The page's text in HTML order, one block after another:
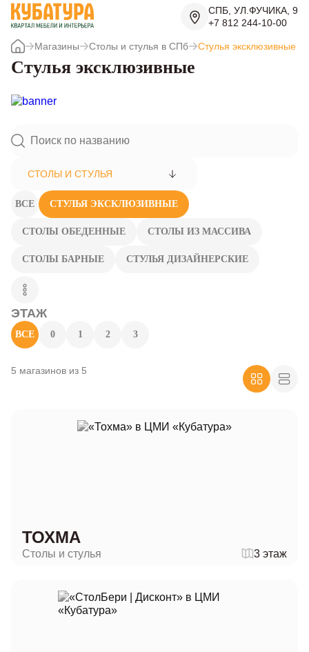
СПБ, УЛ.ФУЧИКА, 9
+7 812 244-10-00
Магазины Столы и стулья в СПб Стулья эксклюзивные
Стулья эксклюзивные
СТОЛЫ И СТУЛЬЯ
ВСЕ СТУЛЬЯ ЭКСКЛЮЗИВНЫЕ
СТОЛЫ ОБЕДЕННЫЕ СТОЛЫ ИЗ МАССИВА
СТОЛЫ БАРНЫЕ СТУЛЬЯ ДИЗАЙНЕРСКИЕ
ЭТАЖ
ВСЕ 0 1 2 3
5 магазинов из 5
ТОХМА
Столы и стулья 3 этаж